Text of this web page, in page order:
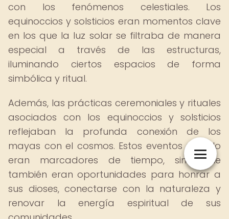
con los fenómenos celestiales. Los
equinoccios y solsticios eran momentos clave
en los que la luz solar se filtraba de manera
especial a través de las estructuras,
iluminando ciertos espacios de forma
simbólica y ritual.
Además, las prácticas ceremoniales y rituales
asociados con los equinoccios y solsticios
reflejaban la profunda conexión de los
mayas con el cosmos. Estos eventos no solo
eran marcadores de tiempo, sino que
también eran oportunidades para honrar a
sus dioses, conectarse con la naturaleza y
renovar la energía espiritual de sus